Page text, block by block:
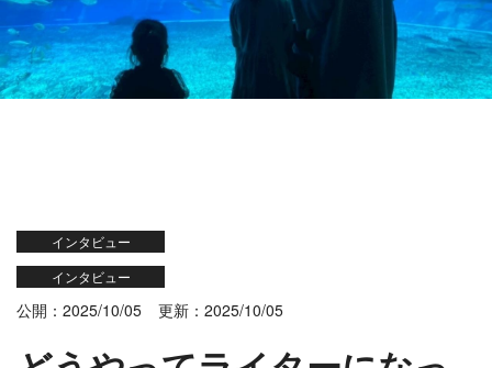
インタビュー
インタビュー
公開：2025/10/05 更新：2025/10/05